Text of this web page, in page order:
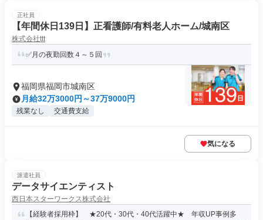
正社員
【年間休日139日】正看護師/有料老人ホーム/城南区
株式会社ttt
✅月の夜勤回数４～５回
福岡県福岡市城南区
月給32万3000円～37万9000円
残業なし 交通費支給
気になる
派遣社員
データサイエンティスト
西日本スターワークス株式会社
【経験者採用枠】 ★20代・30代・40代活躍中★ 年収UP事例多